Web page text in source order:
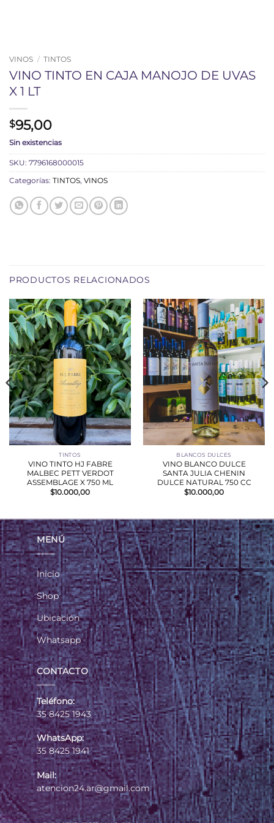
VINOS / TINTOS
VINO TINTO EN CAJA MANOJO DE UVAS
X 1 LT
$95,00
Sin existencias
SKU: 7796168000015
Categorías: TINTOS, VINOS
PRODUCTOS RELACIONADOS
TINTOS
VINO TINTO HJ FABRE
MALBEC PETT VERDOT
ASSEMBLAGE X 750 ML
$10.000,00
BLANCOS DULCES
VINO BLANCO DULCE
SANTA JULIA CHENIN
DULCE NATURAL 750 CC
$10.000,00
MENÚ
Inicio
Shop
Ubicación
Whatsapp
CONTACTO
Teléfono:
35 8425 1943
WhatsApp:
35 8425 1941
Mail:
atencion24.ar@gmail.com